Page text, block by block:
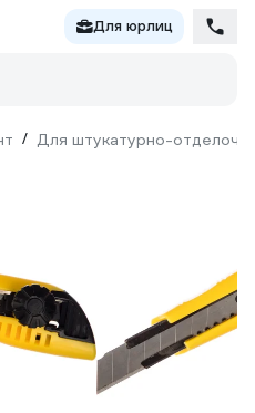
Для юрлиц
/ Для штукатурно-